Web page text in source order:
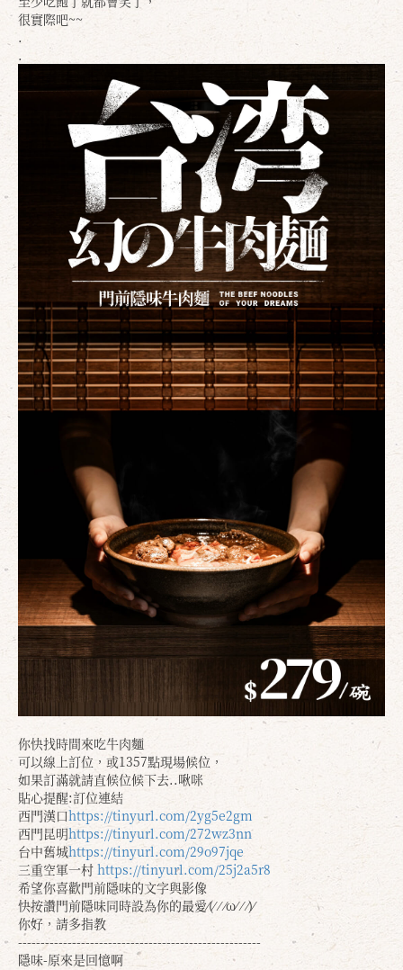
很實際吧~~
.
.
你快找時間來吃牛肉麵
可以線上訂位，或1357點現場候位，
如果訂滿就請直候位候下去..啾咪
貼心提醒:訂位連結
西門漢口https://tinyurl.com/2yg5e2gm
西門昆明https://tinyurl.com/272wz3nn
台中舊城https://tinyurl.com/29o97jqe
三重空軍一村 https://tinyurl.com/25j2a5r8
希望你喜歡門前隱味的文字與影像
快按讚門前隱味同時設為你的最愛⁄(⁄ ⁄ ⁄ω⁄ ⁄ ⁄)⁄
你好，請多指教
------------------------------------------------------
隱味-原來是回憶啊
確定 取消